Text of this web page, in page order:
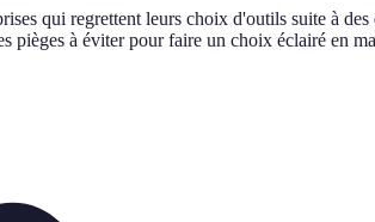
qui regrettent leurs choix d'outils suite à
pièges à éviter pour faire un choix éclairé en